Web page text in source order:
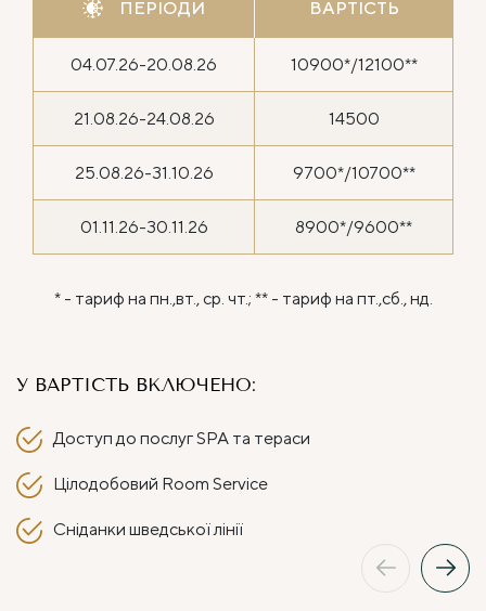
ПЕРІОДИ ВАРТІСТЬ
04.07.26-20.08.26 10900*/12100**
21.08.26-24.08.26 14500
25.08.26-31.10.26 9700*/10700**
01.11.26-30.11.26 8900*/9600**
* - тариф на пн.,вт., ср. чт.; ** - тариф на пт.,сб., нд.
У ВАРТІСТЬ ВКЛЮЧЕНО:
Доступ до послуг SPA та тераси
Цілодобовий Room Service
Сніданки шведської лінії